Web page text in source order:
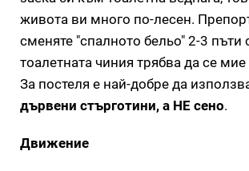
живота ви много по-лесен.
сменяте "спалното бельо" 2-3 пъти
тоалетната чиния трябва да се
За постеля е най-добре да
дървени стърготини, а НЕ сено.
Движение